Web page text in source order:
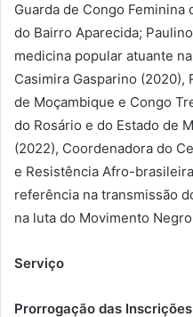
Guarda de Congo Feminina
do Bairro Aparecida;
medicina popular atuante
Casimira Gasparino (2020),
de Moçambique e Congo
do Rosário e do Estado de
(2022), Coordenadora do
e Resistência Afro-
referência na transmissão
na luta do Movimento
Serviço
Prorrogação das